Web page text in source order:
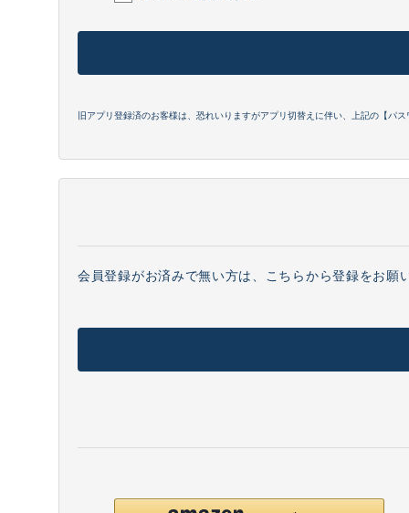
旧アプリ登録済のお客様は、恐れいりますがアプリ切替えに伴い、上記の【パ
会員登録がお済みで無い方は、こちらから登録をお願